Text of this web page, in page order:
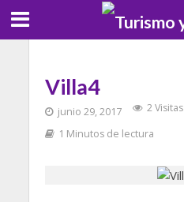
Villa4
junio 29, 2017
2 Visitas
1 Minutos de lectura